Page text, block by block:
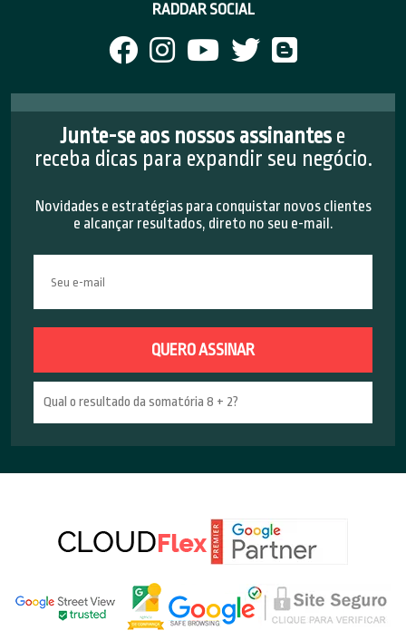
RADDAR SOCIAL
Junte-se aos nossos assinantes e
receba dicas para expandir seu negócio.
Novidades e estratégias para conquistar novos clientes
e alcançar resultados, direto no seu e-mail.